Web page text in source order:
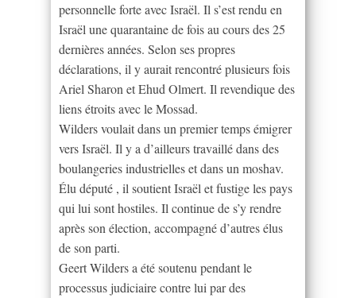
personnelle forte avec Israël. Il s’est rendu en
Israël une quarantaine de fois au cours des 25
dernières années. Selon ses propres
déclarations, il y aurait rencontré plusieurs fois
Ariel Sharon et Ehud Olmert. Il revendique des
liens étroits avec le Mossad.
Wilders voulait dans un premier temps émigrer
vers Israël. Il y a d’ailleurs travaillé dans des
boulangeries industrielles et dans un moshav.
Élu député , il soutient Israël et fustige les pays
qui lui sont hostiles. Il continue de s’y rendre
après son élection, accompagné d’autres élus
de son parti.
Geert Wilders a été soutenu pendant le
processus judiciaire contre lui par des